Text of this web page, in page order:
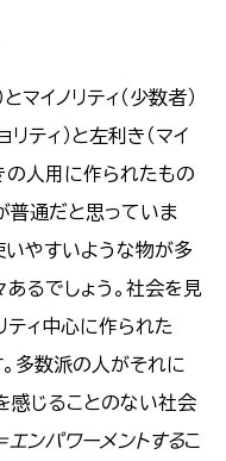
マイノリティ（少数者）
ティ）と左利き（マイ
の人用に作られたもの
普通だと思っていま
いやすいような物が多
るでしょう。社会を見
ティ中心に作られた
多数派の人がそれに
感じることのない社会
エンパワーメントするこ